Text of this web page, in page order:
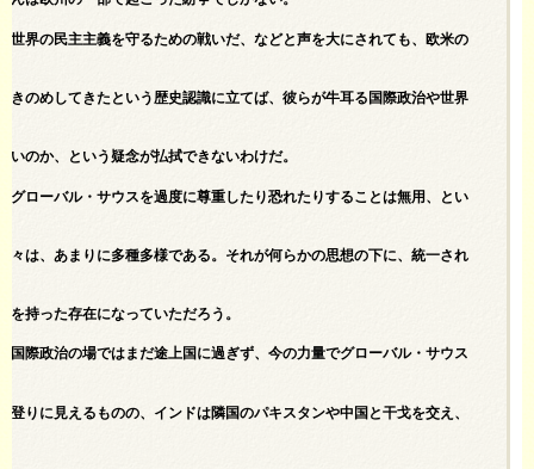
界の民主主義を守るための戦いだ、などと声を大にされても、欧米の
のめしてきたという歴史認識に立てば、彼らが牛耳る国際政治や世界
のか、という疑念が払拭できないわけだ。
ローバル・サウスを過度に尊重したり恐れたりすることは無用、とい
は、あまりに多種多様である。それが何らかの思想の下に、統一され
持った存在になっていただろう。
際政治の場ではまだ途上国に過ぎず、今の力量でグローバル・サウス
りに見えるものの、インドは隣国のパキスタンや中国と干戈を交え、